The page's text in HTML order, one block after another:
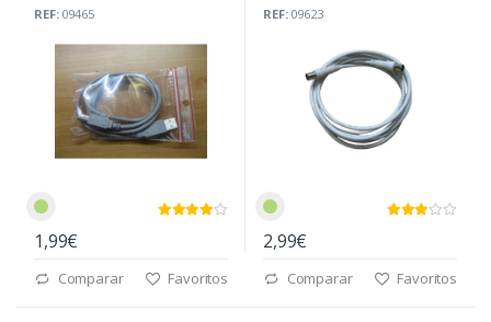
REF:09465
1,99€
Comparar Favoritos
REF:09623
2,99€
Comparar Favoritos